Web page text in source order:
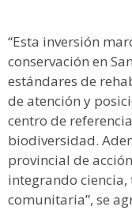
“Esta inversión
conservación en
estándares de
de atención y
centro de
biodiversidad.
provincial de
integrando
comunitaria”, se